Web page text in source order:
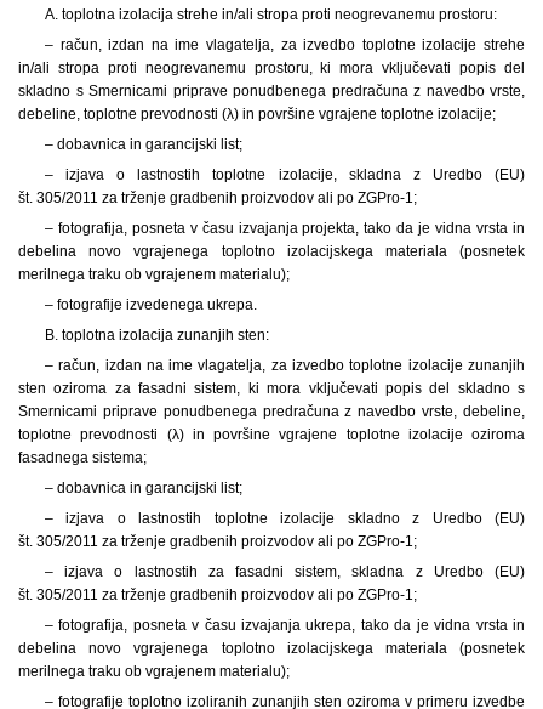
A. toplotna izolacija strehe in/ali stropa proti neogrevanemu prostoru:
– račun, izdan na ime vlagatelja, za izvedbo toplotne izolacije strehe
in/ali stropa proti neogrevanemu prostoru, ki mora vključevati popis del
skladno s Smernicami priprave ponudbenega predračuna z navedbo vrste,
debeline, toplotne prevodnosti (λ) in površine vgrajene toplotne izolacije;
– dobavnica in garancijski list;
– izjava o lastnostih toplotne izolacije, skladna z Uredbo (EU)
št. 305/2011 za trženje gradbenih proizvodov ali po ZGPro-1;
– fotografija, posneta v času izvajanja projekta, tako da je vidna vrsta in
debelina novo vgrajenega toplotno izolacijskega materiala (posnetek
merilnega traku ob vgrajenem materialu);
– fotografije izvedenega ukrepa.
B. toplotna izolacija zunanjih sten:
– račun, izdan na ime vlagatelja, za izvedbo toplotne izolacije zunanjih
sten oziroma za fasadni sistem, ki mora vključevati popis del skladno s
Smernicami priprave ponudbenega predračuna z navedbo vrste, debeline,
toplotne prevodnosti (λ) in površine vgrajene toplotne izolacije oziroma
fasadnega sistema;
– dobavnica in garancijski list;
– izjava o lastnostih toplotne izolacije skladno z Uredbo (EU)
št. 305/2011 za trženje gradbenih proizvodov ali po ZGPro-1;
– izjava o lastnostih za fasadni sistem, skladna z Uredbo (EU)
št. 305/2011 za trženje gradbenih proizvodov ali po ZGPro-1;
– fotografija, posneta v času izvajanja ukrepa, tako da je vidna vrsta in
debelina novo vgrajenega toplotno izolacijskega materiala (posnetek
merilnega traku ob vgrajenem materialu);
– fotografije toplotno izoliranih zunanjih sten oziroma v primeru izvedbe